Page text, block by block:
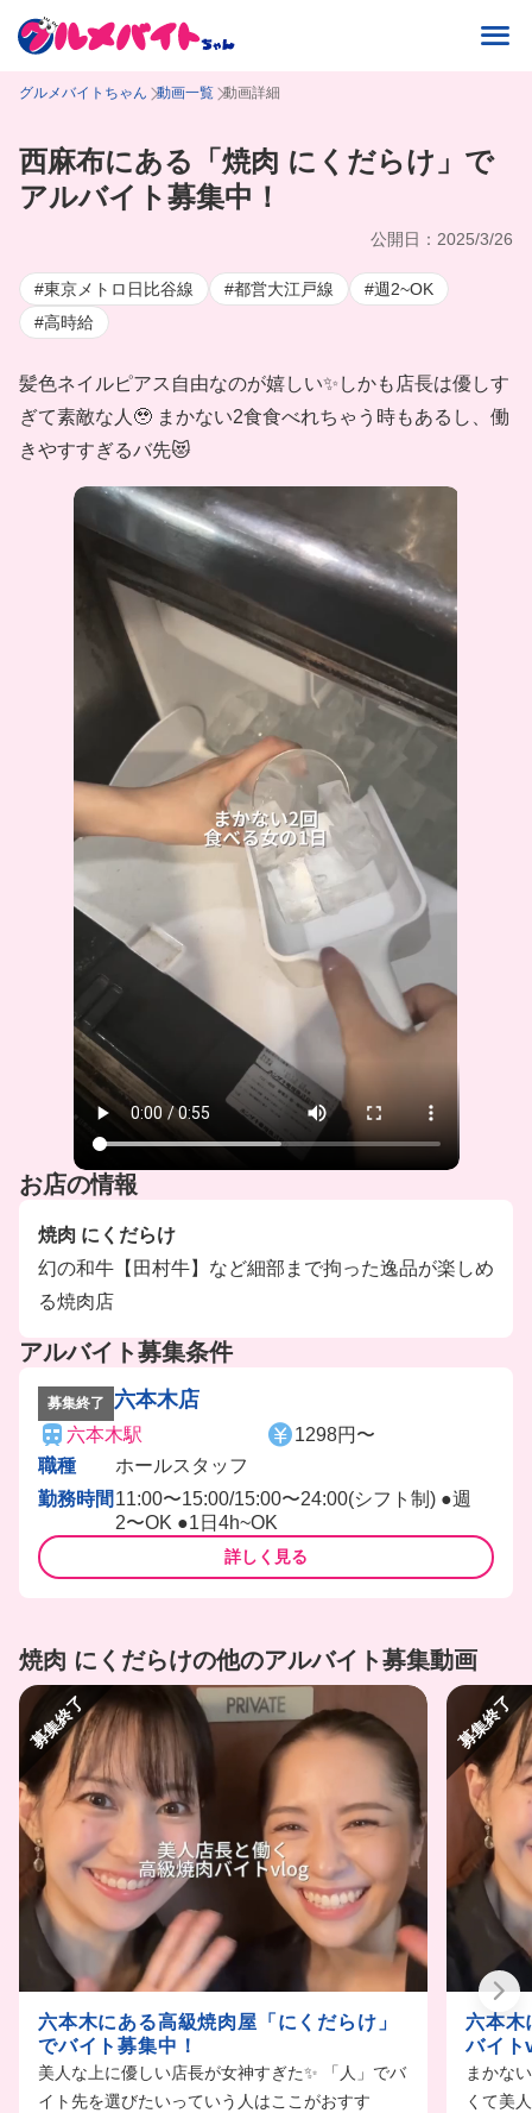
グルメバイトちゃん 動画一覧 動画詳細
西麻布にある「焼肉 にくだらけ」で
アルバイト募集中！
公開日：2025/3/26
#東京メトロ日比谷線 #都営大江戸線
#週2~OK
#高時給
髪色ネイルピアス自由なのが嬉しい✨しかも店長は優しす
ぎて素敵な人🥹 まかない2食食べれちゃう時もあるし、働
きやすすぎるバ先😻
お店の情報
焼肉 にくだらけ
幻の和牛【田村牛】など細部まで拘った逸品が楽しめ
る焼肉店
アルバイト募集条件
募集終了 六本木店
六本木駅
1298円〜
職種
ホールスタッフ
勤務時間 11:00〜15:00/15:00〜24:00(シフト制) ●週
2〜OK ●1日4h~OK
詳しく見る
焼肉 にくだらけの他のアルバイト募集動画
募集終了
六本木にある高級焼肉屋「にくだらけ」
でバイト募集中！
美人な上に優しい店長が女神すぎた✨ 「人」でバ
イト先を選びたいっていう人はここがおすす
募集終了
六本木
バイ
まかな
くて美